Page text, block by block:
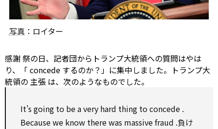
写真：ロイター
感謝祭の日、記者団からトランプ大統領への質問はやは
り、「 concede するのか？」に集中しました。トランプ大
統領の 主張 は、次のようなものでした。
It’s going to bea very hard thing toconcede .
Because we know there was massivefraud .負け